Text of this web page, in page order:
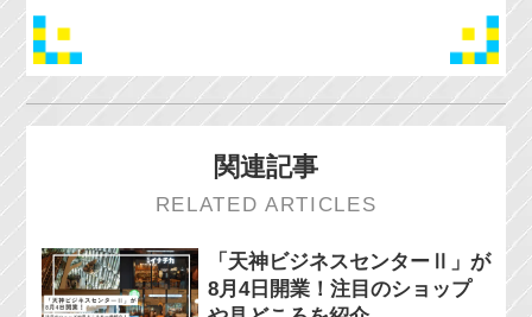
関連記事
RELATED ARTICLES
「天神ビジネスセンターⅡ」が
8月4日開業！注目のショップ